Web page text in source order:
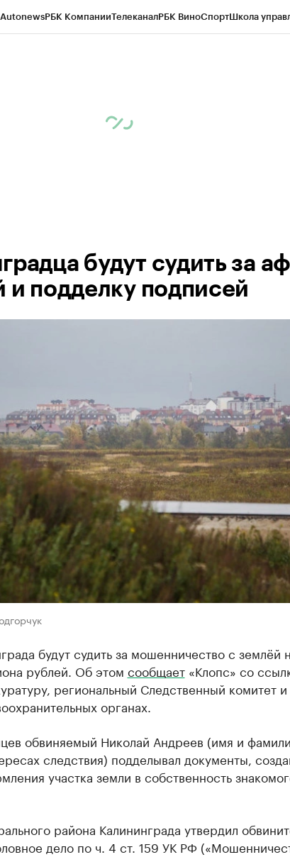
AutonewsРБК КомпанииТелеканалРБК ВиноСпортШкола
будут судить за
и подделку подписей
будут судить за мошенничество с землёй
рублей. Об этом сообщает«Клопс» со
региональный Следственный комитет и
органах.
обвиняемый Николай Андреев (имя и
следствия) подделывал документы,
участка земли в собственность
района Калининграда утвердил
дело по ч. 4 ст. 159 УК РФ